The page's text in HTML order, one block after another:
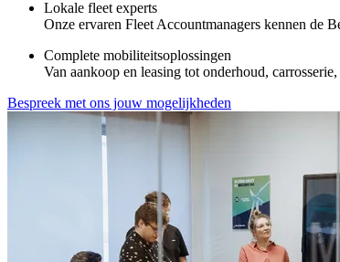
Lokale fleet experts
Onze ervaren Fleet Accountmanagers kennen de
Complete mobiliteitsoplossingen
Van aankoop en leasing tot onderhoud,
Bespreek met ons jouw mogelijkheden